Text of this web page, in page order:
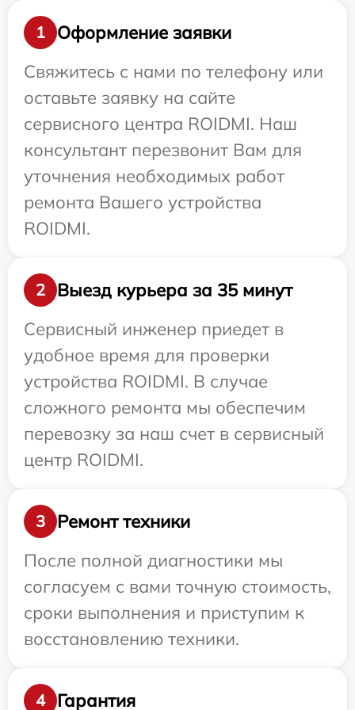
1
Оформление заявки
Свяжитесь с нами по телефону или
оставьте заявку на сайте
сервисного центра ROIDMI. Наш
консультант перезвонит Вам для
уточнения необходимых работ
ремонта Вашего устройства
ROIDMI.
2
Выезд курьера за 35 минут
Сервисный инженер приедет в
удобное время для проверки
устройства ROIDMI. В случае
сложного ремонта мы обеспечим
перевозку за наш счет в сервисный
центр ROIDMI.
3
Ремонт техники
После полной диагностики мы
согласуем с вами точную стоимость,
сроки выполнения и приступим к
восстановлению техники.
4 Гарантия